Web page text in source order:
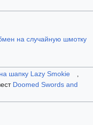
на случайную шмотку
шапку Lazy Smokie
,
Doomed Swords and